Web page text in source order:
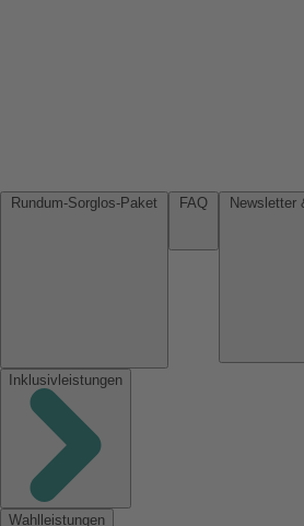
Inklusivleistungen
Wahlleistungen